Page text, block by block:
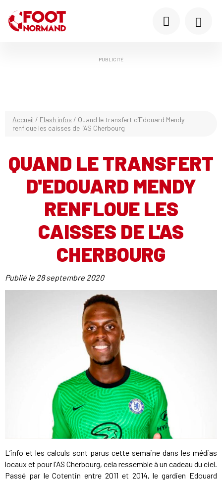
PUBLICITÉ
Accueil / Flash infos / Quand le transfert d’Edouard Mendy
renfloue les caisses de l’AS Cherbourg
QUAND LE TRANSFERT
D'EDOUARD MENDY
RENFLOUE LES
CAISSES DE L'AS
CHERBOURG
Publié le 28 septembre 2020
L’info et les calculs sont parus cette semaine dans les médias
locaux et pour l'AS Cherbourg, cela ressemble à un cadeau du ciel.
Passé par le Cotentin entre 2011 et 2014, le gardien Edouard